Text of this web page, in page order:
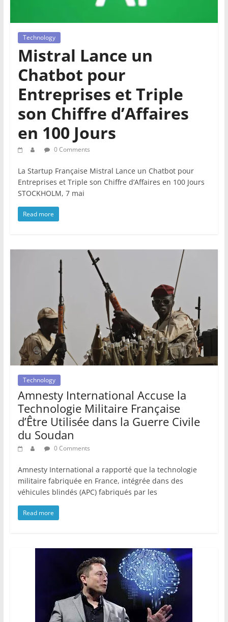
Technology
Mistral Lance un
Chatbot pour
Entreprises et Triple
son Chiffre d’Affaires
en 100 Jours
0 Comments
La Startup Française Mistral Lance un Chatbot pour
Entreprises et Triple son Chiffre d’Affaires en 100 Jours
STOCKHOLM, 7 mai
Read more
Technology
Amnesty International Accuse la
Technologie Militaire Française
d’Être Utilisée dans la Guerre Civile
du Soudan
0 Comments
Amnesty International a rapporté que la technologie
militaire fabriquée en France, intégrée dans des
véhicules blindés (APC) fabriqués par les
Read more